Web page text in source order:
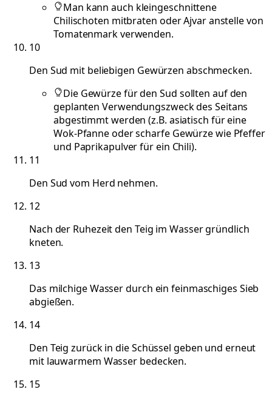
Man kann auch kleingeschnittene
Chilischoten mitbraten oder Ajvar anstelle von
Tomatenmark verwenden.
10
Den Sud mit beliebigen Gewürzen abschmecken.
Die Gewürze für den Sud sollten auf den
geplanten Verwendungszweck des Seitans
abgestimmt werden (z.B. asiatisch für eine
Wok-Pfanne oder scharfe Gewürze wie Pfeffer
und Paprikapulver für ein Chili).
11
Den Sud vom Herd nehmen.
12
Nach der Ruhezeit den Teig im Wasser gründlich
kneten.
13
Das milchige Wasser durch ein feinmaschiges Sieb
abgießen.
14
Den Teig zurück in die Schüssel geben und erneut
mit lauwarmem Wasser bedecken.
15